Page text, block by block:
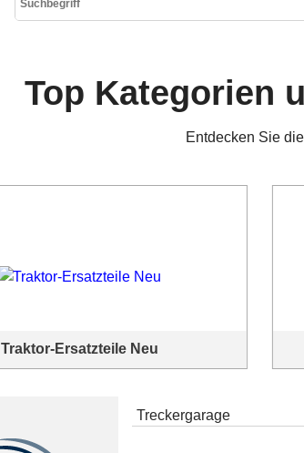
Top Kategorien
Entdecken Sie
Traktor-Ersatzteile Neu
Treckergarage